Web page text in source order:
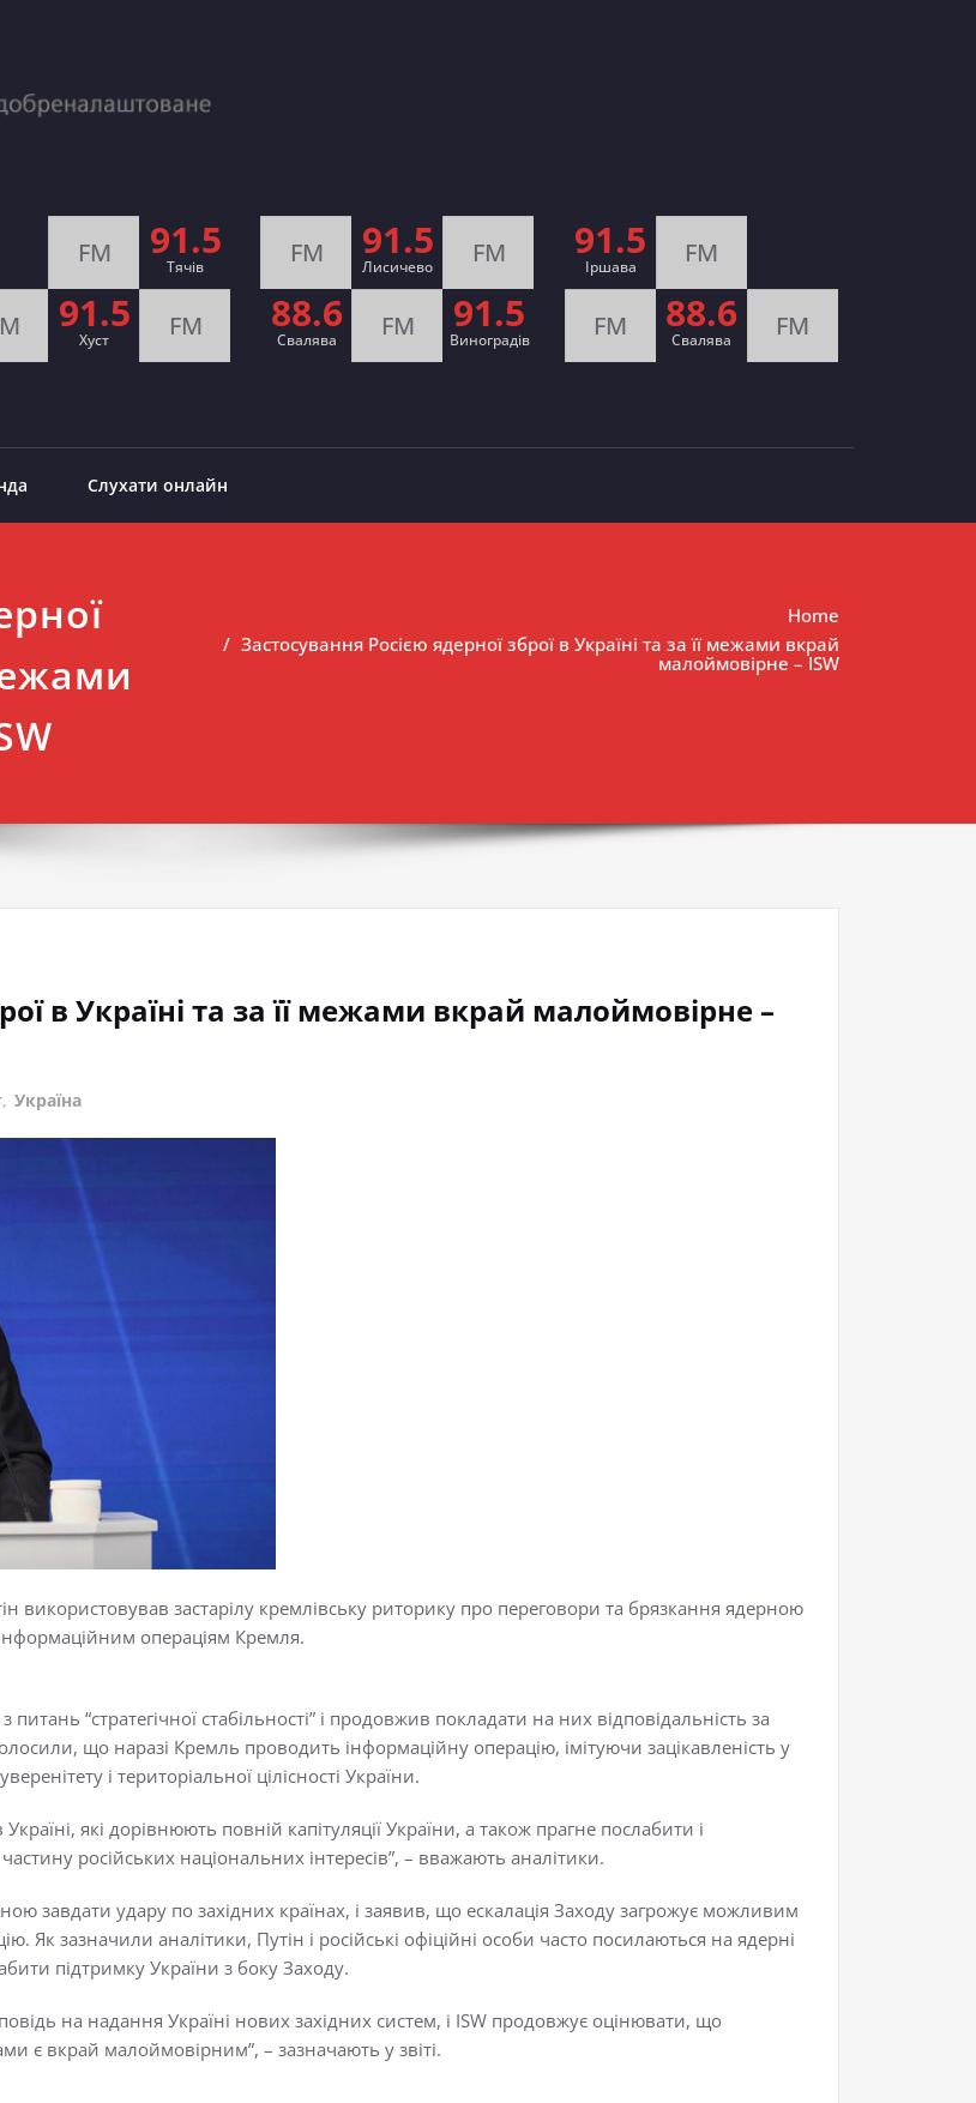
FM 91.5
Тячів
91.5
Хуст FM
FM 91.5
Лисичево FM
88.6
Свалява FM 91.5
Виноградів
91.5
Іршава FM
FM 88.6
Cвалява FM
Слухати онлайн
Home
Застосування Росією ядерної зброї в Україні та за її межами вкрай
малоймовірне – ISW
в Україні та за її межами вкрай малоймовірне –
, Україна
використовував застарілу кремлівську риторику про переговори та брязкання ядерною
операціям Кремля.
“стратегічної стабільності” і продовжив покладати на них відповідальність за
що наразі Кремль проводить інформаційну операцію, імітуючи зацікавленість у
і територіальної цілісності України.
які дорівнюють повній капітуляції України, а також прагне послабити і
частину російських національних інтересів”, – вважають аналітики.
завдати удару по західних країнах, і заявив, що ескалація Заходу загрожує можливим
Як зазначили аналітики, Путін і російські офіційні особи часто посилаються на ядерні
підтримку України з боку Заходу.
на надання Україні нових західних систем, і ISW продовжує оцінювати, що
є вкрай малоймовірним”, – зазначають у звіті.